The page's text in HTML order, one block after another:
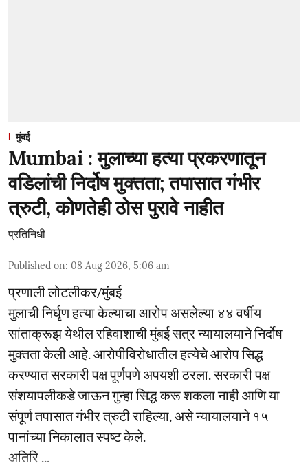
मुंबई
Mumbai : मुलाच्या हत्या प्रकरणातून
वडिलांची निर्दोष मुक्तता; तपासात गंभीर
त्रुटी, कोणतेही ठोस पुरावे नाहीत
प्रतिनिधी
Published on: 08 Aug 2026, 5:06 am
प्रणाली लोटलीकर/मुंबई
मुलाची निर्घृण हत्या केल्याचा आरोप असलेल्या ४४ वर्षीय
सांताक्रूझ येथील रहिवाशाची मुंबई सत्र न्यायालयाने निर्दोष
मुक्तता केली आहे. आरोपीविरोधातील हत्येचे आरोप सिद्ध
करण्यात सरकारी पक्ष पूर्णपणे अपयशी ठरला. सरकारी पक्ष
संशयापलीकडे जाऊन गुन्हा सिद्ध करू शकला नाही आणि या
संपूर्ण तपासात गंभीर त्रुटी राहिल्या, असे न्यायालयाने १५
पानांच्या निकालात स्पष्ट केले.
अतिरि ...